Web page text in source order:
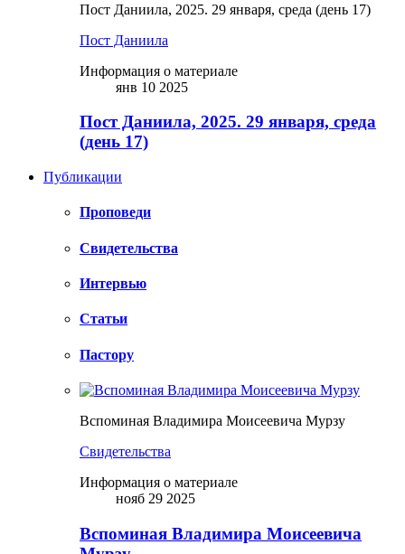
Пост Даниила, 2025. 29 января, среда (день 17)
Пост Даниила
Информация о материале
янв 10 2025
Пост Даниила, 2025. 29 января, среда
(день 17)
Публикации
Проповеди
Свидетельства
Интервью
Статьи
Пастору
Вспоминая Владимира Моисеевича Мурзу
Свидетельства
Информация о материале
нояб 29 2025
Вспоминая Владимира Моисеевича